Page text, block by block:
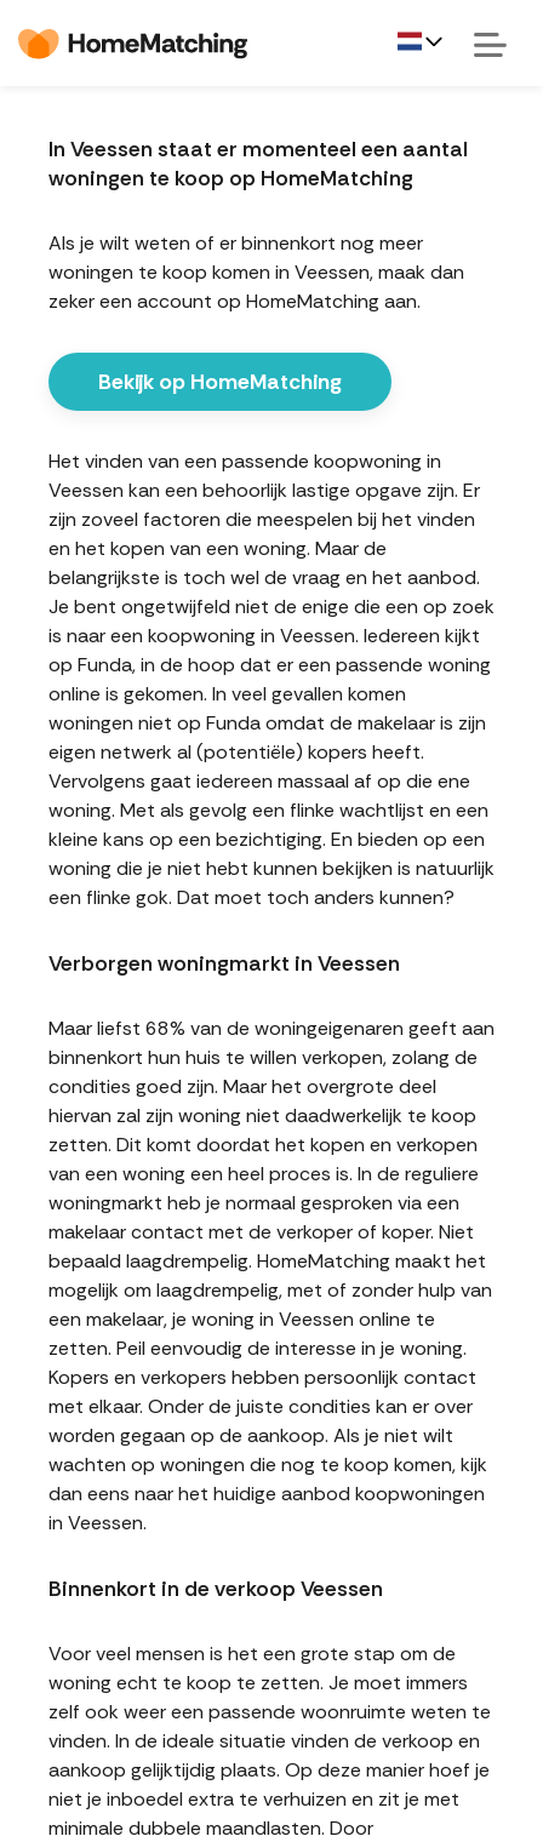
In Veessen staat er momenteel een aantal
woningen te koop op HomeMatching
Als je wilt weten of er binnenkort nog meer
woningen te koop komen in Veessen, maak dan
zeker een account op HomeMatching aan.
Bekijk op HomeMatching
Het vinden van een passende koopwoning in
Veessen kan een behoorlijk lastige opgave zijn. Er
zijn zoveel factoren die meespelen bij het vinden
en het kopen van een woning. Maar de
belangrijkste is toch wel de vraag en het aanbod.
Je bent ongetwijfeld niet de enige die een op zoek
is naar een koopwoning in Veessen. Iedereen kijkt
op Funda, in de hoop dat er een passende woning
online is gekomen. In veel gevallen komen
woningen niet op Funda omdat de makelaar is zijn
eigen netwerk al (potentiële) kopers heeft.
Vervolgens gaat iedereen massaal af op die ene
woning. Met als gevolg een flinke wachtlijst en een
kleine kans op een bezichtiging. En bieden op een
woning die je niet hebt kunnen bekijken is natuurlijk
een flinke gok. Dat moet toch anders kunnen?
Verborgen woningmarkt in Veessen
Maar liefst 68% van de woningeigenaren geeft aan
binnenkort hun huis te willen verkopen, zolang de
condities goed zijn. Maar het overgrote deel
hiervan zal zijn woning niet daadwerkelijk te koop
zetten. Dit komt doordat het kopen en verkopen
van een woning een heel proces is. In de reguliere
woningmarkt heb je normaal gesproken via een
makelaar contact met de verkoper of koper. Niet
bepaald laagdrempelig. HomeMatching maakt het
mogelijk om laagdrempelig, met of zonder hulp van
een makelaar, je woning in Veessen online te
zetten. Peil eenvoudig de interesse in je woning.
Kopers en verkopers hebben persoonlijk contact
met elkaar. Onder de juiste condities kan er over
worden gegaan op de aankoop. Als je niet wilt
wachten op woningen die nog te koop komen, kijk
dan eens naar het huidige aanbod koopwoningen
in Veessen.
Binnenkort in de verkoop Veessen
Voor veel mensen is het een grote stap om de
woning echt te koop te zetten. Je moet immers
zelf ook weer een passende woonruimte weten te
vinden. In de ideale situatie vinden de verkoop en
aankoop gelijktijdig plaats. Op deze manier hoef je
niet je inboedel extra te verhuizen en zit je met
minimale dubbele maandlasten. Door